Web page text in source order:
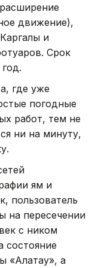
движение),
и
Срок
где уже
погодные
работ, тем не
ни на минуту,
ям и
пользователь
на пересечении
с ником
состояние
«Алатау», а